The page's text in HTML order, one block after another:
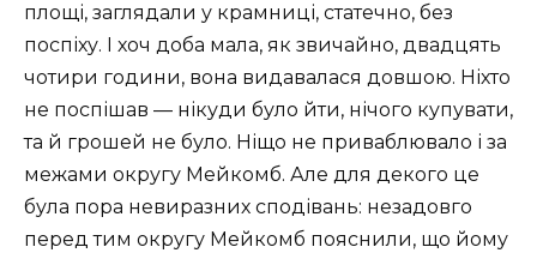
площі, заглядали у крамниці, статечно, без
поспіху. І хоч доба мала, як звичайно, двадцять
чотири години, вона видавалася довшою. Ніхто
не поспішав — нікуди було йти, нічого купувати,
та й грошей не було. Ніщо не приваблювало і за
межами округу Мейкомб. Але для декого це
була пора невиразних сподівань: незадовго
перед тим округу Мейкомб пояснили, що йому